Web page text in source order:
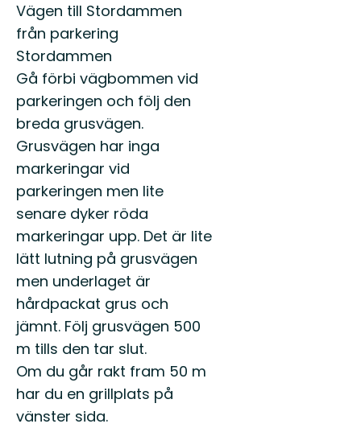
Vägen till Stordammen
från parkering
Stordammen
Gå förbi vägbommen vid
parkeringen och följ den
breda grusvägen.
Grusvägen har inga
markeringar vid
parkeringen men lite
senare dyker röda
markeringar upp. Det är lite
lätt lutning på grusvägen
men underlaget är
hårdpackat grus och
jämnt. Följ grusvägen 500
m tills den tar slut.
Om du går rakt fram 50 m
har du en grillplats på
vänster sida.